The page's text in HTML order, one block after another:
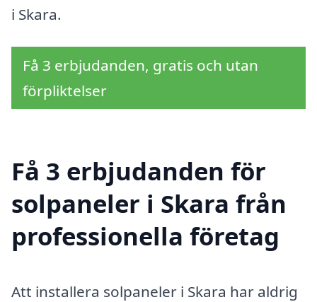
i Skara.
Få 3 erbjudanden, gratis och utan
förpliktelser
Få 3 erbjudanden för
solpaneler i Skara från
professionella företag
Att installera solpaneler i Skara har aldrig